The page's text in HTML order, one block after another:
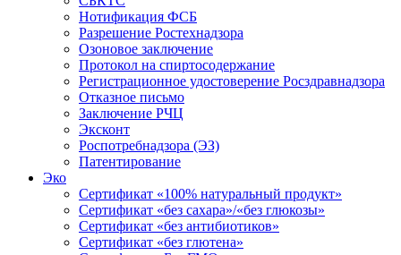
Нотификация ФСБ
Разрешение Ростехнадзора
Озоновое заключение
Протокол на спиртосодержание
Регистрационное удостоверение Росздравнадзора
Отказное письмо
Заключение РЧЦ
Эксконт
Роспотребнадзора (ЭЗ)
Патентирование
Эко
Сертификат «100% натуральный продукт»
Сертификат «без сахара»/«без глюкозы»
Сертификат «без антибиотиков»
Сертификат «без глютена»